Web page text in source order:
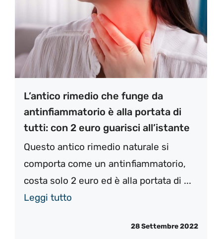
L’antico rimedio che funge da
antinfiammatorio è alla portata di
tutti: con 2 euro guarisci all’istante
Questo antico rimedio naturale si
comporta come un antinfiammatorio,
costa solo 2 euro ed è alla portata di ...
Leggi tutto
28 Settembre 2022